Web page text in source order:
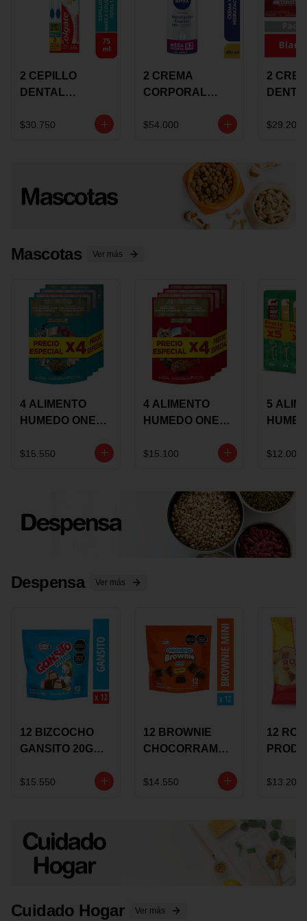
2 CEPILLO
DENTAL
+CREMA
$30.750
2 CREMA
CORPORAL
EXPRESS
OFERTA
$54.000
2
$29.200
Mascotas Ver más
4 ALIMENTO
HUMEDO ONE
85 GRS
$15.550
4 ALIMENTO
HUMEDO ONE
85 GRS
$15.100
5
$12.000
Despensa Ver más
12 BIZCOCHO
GANSITO 20G
MERMELADA
$15.550
12 BROWNIE
CHOCORRAMO
X 20 GRS
$14.550
12
X 15
$13.200
Cuidado Hogar Ver más